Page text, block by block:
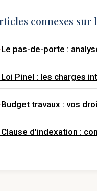
connexes sur
Le pas-de-porte :
Loi Pinel : les charges
Budget travaux : vos
Clause d'indexation :